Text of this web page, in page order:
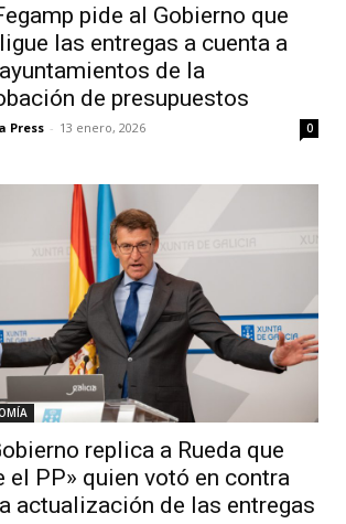
pide al Gobierno que
las entregas a cuenta a
de la
de presupuestos
Press - 13 enero, 2026 0
replica a Rueda que
el PP» quien votó en contra
actualización de las entregas